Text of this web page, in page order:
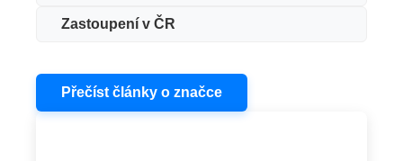
Zastoupení v ČR
Přečíst články o značce